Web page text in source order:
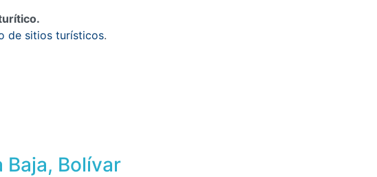
de sitios turísticos.
Bolívar